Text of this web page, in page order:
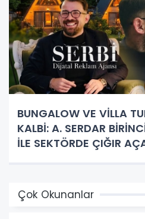
BUNGALOW VE VİLLA
KALBİ: A. SERDAR
İLE SEKTÖRDE ÇIĞIR
Çok Okunanlar